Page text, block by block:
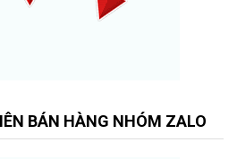
BÁN HÀNG NHÓM ZALO